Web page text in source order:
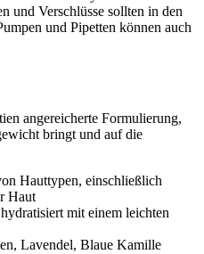
und Verschlüsse sollten in den
und Pipetten können auch
angereicherte Formulierung,
bringt und auf die
Hauttypen, einschließlich
Haut
mit einem leichten
Lavendel, Blaue Kamille